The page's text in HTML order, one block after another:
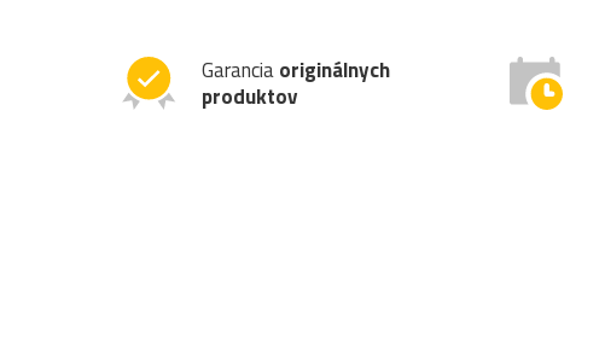
Garanciaoriginálnych
produktov